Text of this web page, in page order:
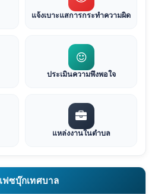
แจ้งเบาะแสการกระทำความผิด
ประเมินความพึงพอใจ
แหล่งงานในตำบล
เฟซบุ๊กเทศบาล